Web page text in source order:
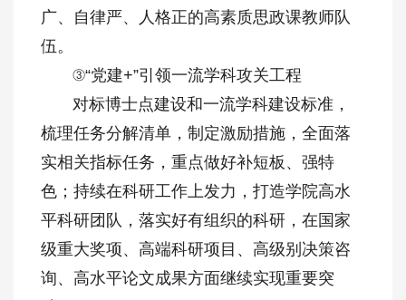
广、自律严、人格正的高素质思政课教师队
伍。
③“党建+”引领一流学科攻关工程
对标博士点建设和一流学科建设标准，
梳理任务分解清单，制定激励措施，全面落
实相关指标任务，重点做好补短板、强特
色；持续在科研工作上发力，打造学院高水
平科研团队，落实好有组织的科研，在国家
级重大奖项、高端科研项目、高级别决策咨
询、高水平论文成果方面继续实现重要突